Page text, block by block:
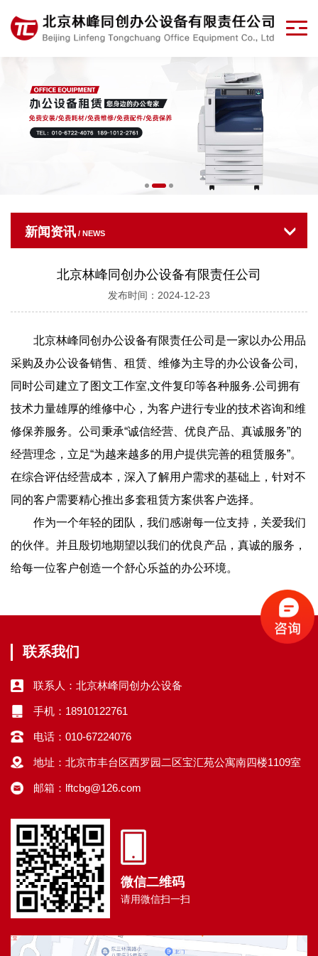
新闻资讯 / NEWS
北京林峰同创办公设备有限责任公司
发布时间：2024-12-23
北京林峰同创办公设备有限责任公司是一家以办公用品
采购及办公设备销售、租赁、维修为主导的办公设备公司,
同时公司建立了图文工作室,文件复印等各种服务.公司拥有
技术力量雄厚的维修中心，为客户进行专业的技术咨询和维
修保养服务。公司秉承“诚信经营、优良产品、真诚服务”的
经营理念，立足“为越来越多的用户提供完善的租赁服务”。
在综合评估经营成本，深入了解用户需求的基础上，针对不
同的客户需要精心推出多套租赁方案供客户选择。
作为一个年轻的团队，我们感谢每一位支持，关爱我们
的伙伴。并且殷切地期望以我们的优良产品，真诚的服务，
给每一位客户创造一个舒心乐益的办公环境。
联系我们
联系人：北京林峰同创办公设备
手机：18910122761
电话：010-67224076
地址：北京市丰台区西罗园二区宝汇苑公寓南四楼1109室
邮箱：lftcbg@126.com
微信二维码
请用微信扫一扫